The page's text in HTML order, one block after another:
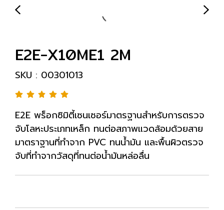
E2E-X10ME1 2M
SKU : 00301013
E2E พร็อกซิมิตี้เซนเซอร์มาตรฐานสำหรับการตรวจ
จับโลหะประเภทเหล็ก ทนต่อสภาพแวดล้อมด้วยสาย
มาตราฐานที่ทำจาก PVC ทนน้ำมัน และพื้นผิวตรวจ
จับที่ทำจากวัสดุที่ทนต่อน้ำมันหล่อลื่น